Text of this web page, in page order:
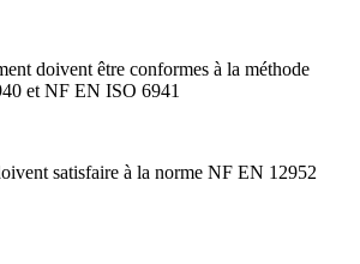
doivent être conformes à la méthode
et NF EN ISO 6941
satisfaire à la norme NF EN 12952